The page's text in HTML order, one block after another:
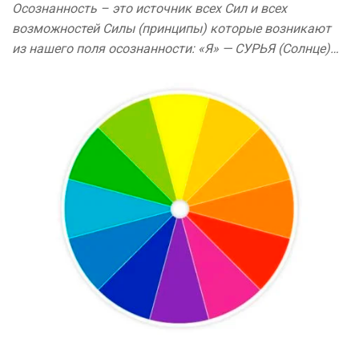
Осознанность – это источник всех Сил и всех
возможностей Силы (принципы) которые возникают
из нашего поля осознанности: «Я» — СУРЬЯ (Солнце)…